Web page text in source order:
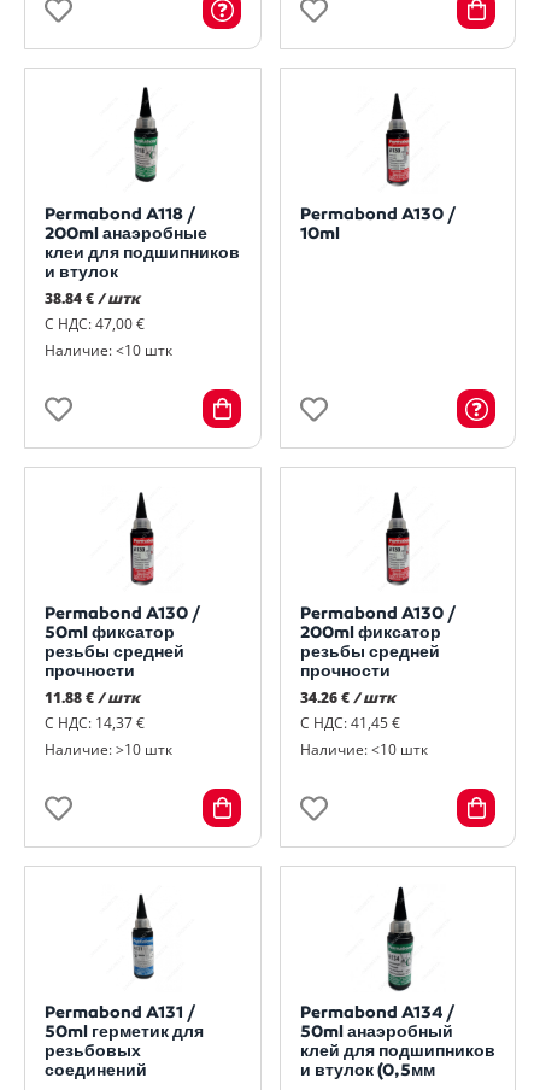
Permabond A118 /
200ml анаэробные
клеи для подшипников
и втулок
38.84 €/ штк
С НДС: 47,00 €
Наличие: <10 штк
Permabond A130 /
10ml
Permabond A130 /
50ml фиксатор
резьбы средней
прочности
11.88 €/ штк
С НДС: 14,37 €
Наличие: >10 штк
Permabond A130 /
200ml фиксатор
резьбы средней
прочности
34.26 € / штк
С НДС: 41,45 €
Наличие: <10 штк
Permabond A131 /
50ml герметик для
резьбовых
соединений
Permabond A134 /
50ml анаэробный
клей для подшипников
и втулок (0,5мм